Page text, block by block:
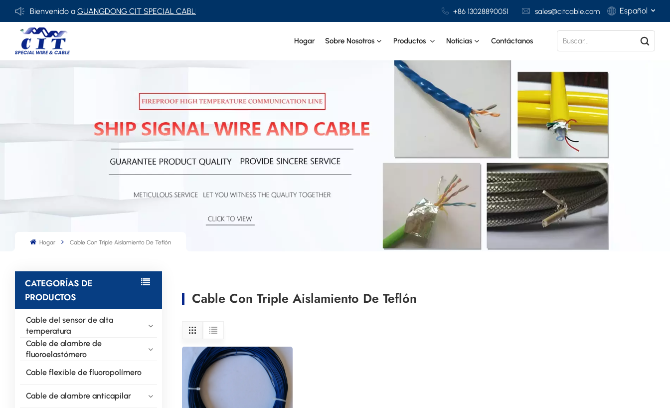
Bienvenido aGUANGDONG CIT SPECIAL CABLE Co., Ltd. +86 13028890051 sales@citcable.com Español
Deutsch
Italiano
Español
Hogar Sobre Nosotros Productos Noticias Contáctanos
Hogar Cable Con Triple Aislamiento De Teflón
CATEGORÍAS DE
PRODUCTOS
Cable del sensor de alta
temperatura
Cable de alambre de
fluoroelastómero
Cable flexible de fluoropolímero
Cable de alambre anticapilar
Cable Con Triple Aislamiento De Teflón